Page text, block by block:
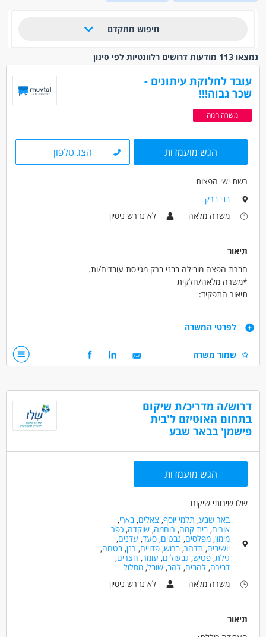
חיפוש מתקדם
נמצאו 113 מודעות דרושים רלוונטיות לפי סינון
עובד לחלוקת עיתונים -
שכר גבוה!!!
משרה חמה
הגש מועמדות הצג טלפון
רשת ישי הפצות
בני ברק
משרה מלאה
לא נדרש ניסיון
תיאור
חברת הפצה מובילה בבני ברק מגייסת עובדים/ות.
*משרה מלאה/חלקית
תיאור התפקיד:
שכר ותנאים:
* תנאים סוציאליים מלאים
* שכר: 60 ₪ לשעה
דרישות
רצינות, אמינות ואחריות
כללי /ללא הכשרה - סדרן/ית
כללי /ללא הכשרה - עובד/ת כללי
כללי /ללא הכשרה - עובדי דואר
מאפייני משרה
לא נדרש ניסיון
עבודה ללא ניסיון
אקדמאים ללא נסיון
לפרטי המשרה
שמור משרה
דרוש/ה מדריכ/ת שיקום
בתחום האוטיזם ל'בית
פישמן' בבאר שבע
הגש מועמדות
שלו שירותי שיקום
באר שבע, תלמי יוסף, צאלים,בארי,
אורים,בית קמה, רוחמה,שוקדה,כפר
מימון,מפלסים, נבטים,סעד, עדנים,
יושיביה, תדהר,ברוש,פדויים, רנן,בטחה,
גילת,פטיש, גבעולים, עומר, חצרים,
דבירה,להבים,להב,שובל,מסלול
משרה מלאה
לא נדרש ניסיון
תיאור